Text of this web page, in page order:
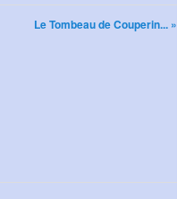
Le Tombeau de Couperin... »